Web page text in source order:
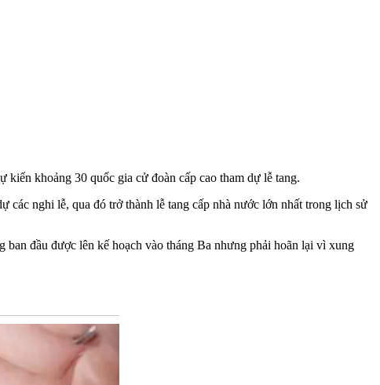
khoảng 30 quốc gia cử đoàn cấp cao tham dự lễ tang.
nghi lễ, qua đó trở thành lễ tang cấp nhà nước lớn nhất trong lịch sử
đầu được lên kế hoạch vào tháng Ba nhưng phải hoãn lại vì xung